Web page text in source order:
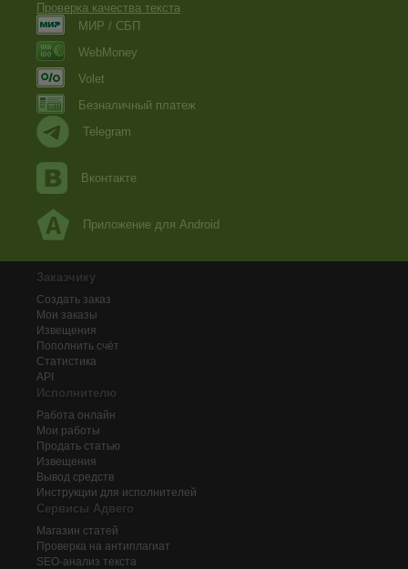
Проверка качества текста
МИР / СБП
WebMoney
Volet
Безналичный платеж
Telegram
Вконтакте
Приложение для Android
Заказчику
Создать заказ
Мои заказы
Извещения
Пополнить счёт
Статистика
API
Исполнителю
Работа онлайн
Мои работы
Продать статью
Извещения
Вывод средств
Инструкции для исполнителей
Сервисы Адвего
Магазин статей
Проверка на антиплагиат
SEO-анализ текста